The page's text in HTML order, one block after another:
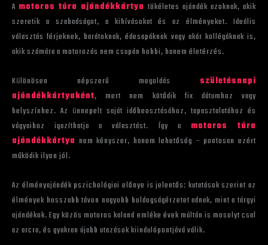
A motoros túra ajándékkártya tökéletes ajándék azoknak, akik
szeretik a szabadságot, a kihívásokat és az élményeket. Ideális
választás férjeknek, barátoknak, édesapáknak vagy akár kollégáknak is,
akik számára a motorozás nem csupán hobbi, hanem életérzés.
Különösen népszerű megoldás születésnapi
ajándékkártyaként, mert nem kötődik fix dátumhoz vagy
helyszínhez. Az ünnepelt saját időbeosztásához, tapasztalatához és
vágyaihoz igazíthatja a választást. Így a motoros túra
ajándékkártya nem kényszer, hanem lehetőség – pontosan ezért
működik ilyen jól.
Az élményajándék pszichológiai előnye is jelentős: kutatások szerint az
élmények hosszabb távon nagyobb boldogságérzetet adnak, mint a tárgyi
ajándékok. Egy közös motoros kaland emléke évek múltán is mosolyt csal
az arcra, és gyakran újabb utazások kiindulópontjává válik.